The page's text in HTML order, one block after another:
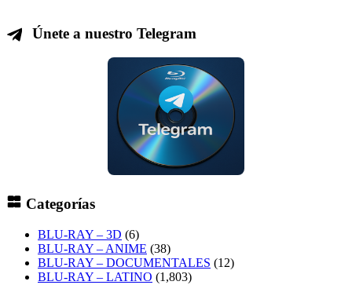
Únete a nuestro Telegram
Categorías
BLU-RAY – 3D (6)
BLU-RAY – ANIME (38)
BLU-RAY – DOCUMENTALES (12)
BLU-RAY – LATINO (1,803)